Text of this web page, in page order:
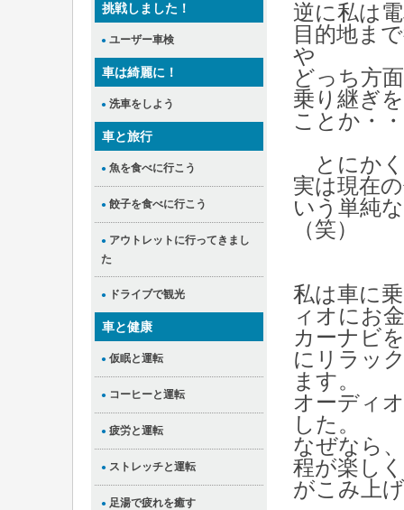
挑戦しました！
● ユーザー車検
車は綺麗に！
● 洗車をしよう
車と旅行
● 魚を食べに行こう
● 餃子を食べに行こう
● アウトレットに行ってきまし
た
● ドライブで観光
車と健康
● 仮眠と運転
● コーヒーと運転
● 疲労と運転
● ストレッチと運転
● 足湯で疲れを癒す
逆に私は
目的地ま
や
どっち方
乗り継ぎ
ことか・
とにか
実は現在
いう単純
（笑）
私は車に
ィオにお
カーナビ
にリラッ
ます。
オーディ
した。
なぜなら
程が楽し
がこみ上